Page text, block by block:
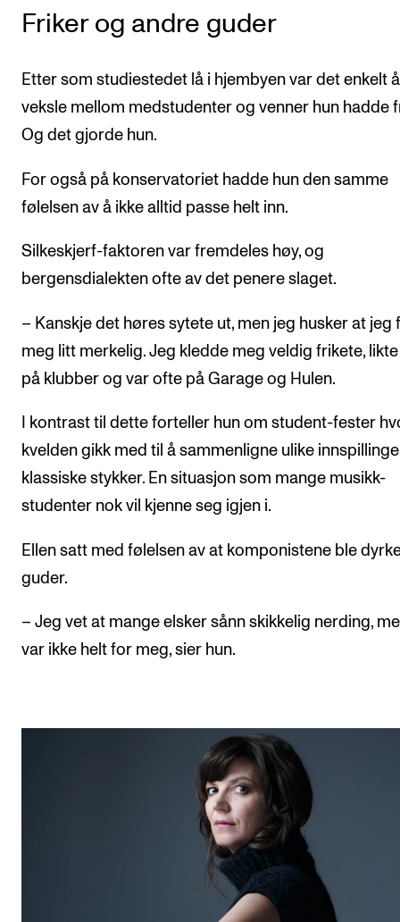
Friker og andre guder
Etter som studiestedet lå i hjembyen var det enkelt å
veksle mellom medstudenter og venner hun hadde
Og det gjorde hun.
For også på konservatoriet hadde hun den samme
følelsen av å ikke alltid passe helt inn.
Silkeskjerf-faktoren var fremdeles høy, og
bergensdialekten ofte av det penere slaget.
– Kanskje det høres sytete ut, men jeg husker at jeg
meg litt merkelig. Jeg kledde meg veldig frikete,
på klubber og var ofte på Garage og Hulen.
I kontrast til dette forteller hun om student-fester
kvelden gikk med til å sammenligne ulike
klassiske stykker. En situasjon som mange musikk-
studenter nok vil kjenne seg igjen i.
Ellen satt med følelsen av at komponistene ble
guder.
– Jeg vet at mange elsker sånn skikkelig nerding,
var ikke helt for meg, sier hun.